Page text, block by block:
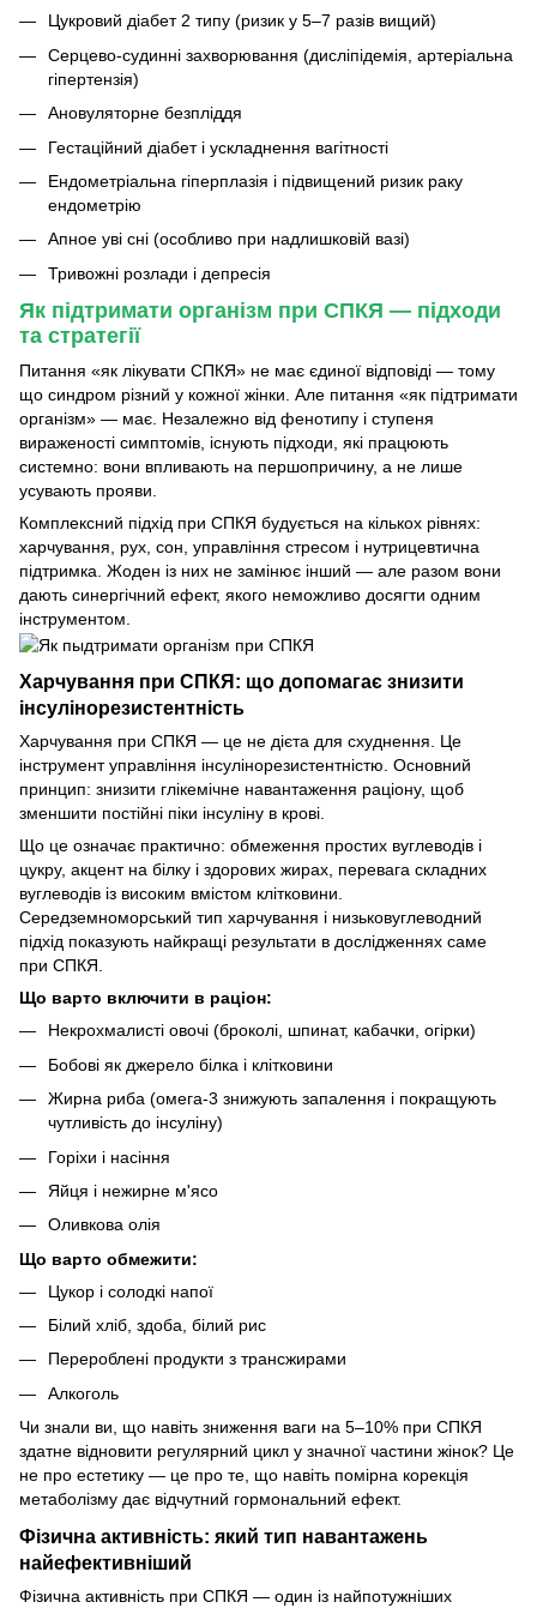
Цукровий діабет 2 типу (ризик у 5–7 разів вищий)
Серцево-судинні захворювання (дисліпідемія, артеріальна
гіпертензія)
Ановуляторне безпліддя
Гестаційний діабет і ускладнення вагітності
Ендометріальна гіперплазія і підвищений ризик раку
ендометрію
Апное уві сні (особливо при надлишковій вазі)
Тривожні розлади і депресія
Як підтримати організм при СПКЯ — підходи
та стратегії
Питання «як лікувати СПКЯ» не має єдиної відповіді — тому
що синдром різний у кожної жінки. Але питання «як підтримати
організм» — має. Незалежно від фенотипу і ступеня
вираженості симптомів, існують підходи, які працюють
системно: вони впливають на першопричину, а не лише
усувають прояви.
Комплексний підхід при СПКЯ будується на кількох рівнях:
харчування, рух, сон, управління стресом і нутрицевтична
підтримка. Жоден із них не замінює інший — але разом вони
дають синергічний ефект, якого неможливо досягти одним
інструментом.
Харчування при СПКЯ: що допомагає знизити
інсулінорезистентність
Харчування при СПКЯ — це не дієта для схуднення. Це
інструмент управління інсулінорезистентністю. Основний
принцип: знизити глікемічне навантаження раціону, щоб
зменшити постійні піки інсуліну в крові.
Що це означає практично: обмеження простих вуглеводів і
цукру, акцент на білку і здорових жирах, перевага складних
вуглеводів із високим вмістом клітковини.
Середземноморський тип харчування і низьковуглеводний
підхід показують найкращі результати в дослідженнях саме
при СПКЯ.
Що варто включити в раціон:
Некрохмалисті овочі (броколі, шпинат, кабачки, огірки)
Бобові як джерело білка і клітковини
Жирна риба (омега-3 знижують запалення і покращують
чутливість до інсуліну)
Горіхи і насіння
Яйця і нежирне м'ясо
Оливкова олія
Що варто обмежити:
Цукор і солодкі напої
Білий хліб, здоба, білий рис
Перероблені продукти з трансжирами
Алкоголь
Чи знали ви, що навіть зниження ваги на 5–10% при СПКЯ
здатне відновити регулярний цикл у значної частини жінок? Це
не про естетику — це про те, що навіть помірна корекція
метаболізму дає відчутний гормональний ефект.
Фізична активність: який тип навантажень
найефективніший
Фізична активність при СПКЯ — один із найпотужніших